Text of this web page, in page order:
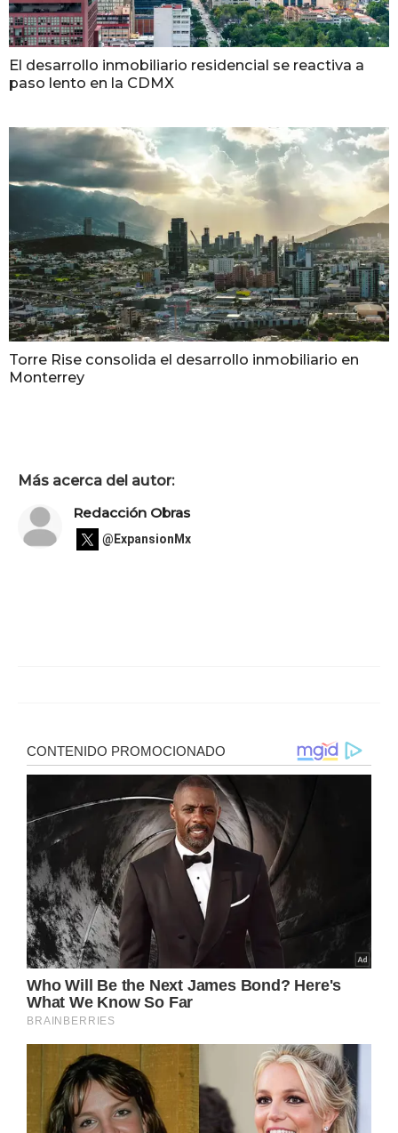
El desarrollo inmobiliario residencial se reactiva a
paso lento en la CDMX
Torre Rise consolida el desarrollo inmobiliario en
Monterrey
Más acerca del autor:
Redacción Obras
@ExpansionMx